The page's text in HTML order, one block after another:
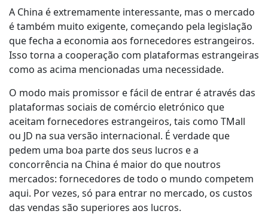
A China é extremamente interessante, mas o mercado
é também muito exigente, começando pela legislação
que fecha a economia aos fornecedores estrangeiros.
Isso torna a cooperação com plataformas estrangeiras
como as acima mencionadas uma necessidade.
O modo mais promissor e fácil de entrar é através das
plataformas sociais de comércio eletrónico que
aceitam fornecedores estrangeiros, tais como TMall
ou JD na sua versão internacional. É verdade que
pedem uma boa parte dos seus lucros e a
concorrência na China é maior do que noutros
mercados: fornecedores de todo o mundo competem
aqui. Por vezes, só para entrar no mercado, os custos
das vendas são superiores aos lucros.